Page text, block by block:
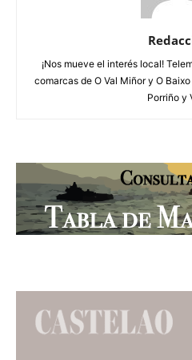
¡Nos mueve el interés local!
comarcas de O Val Miñor y O
Porriño y